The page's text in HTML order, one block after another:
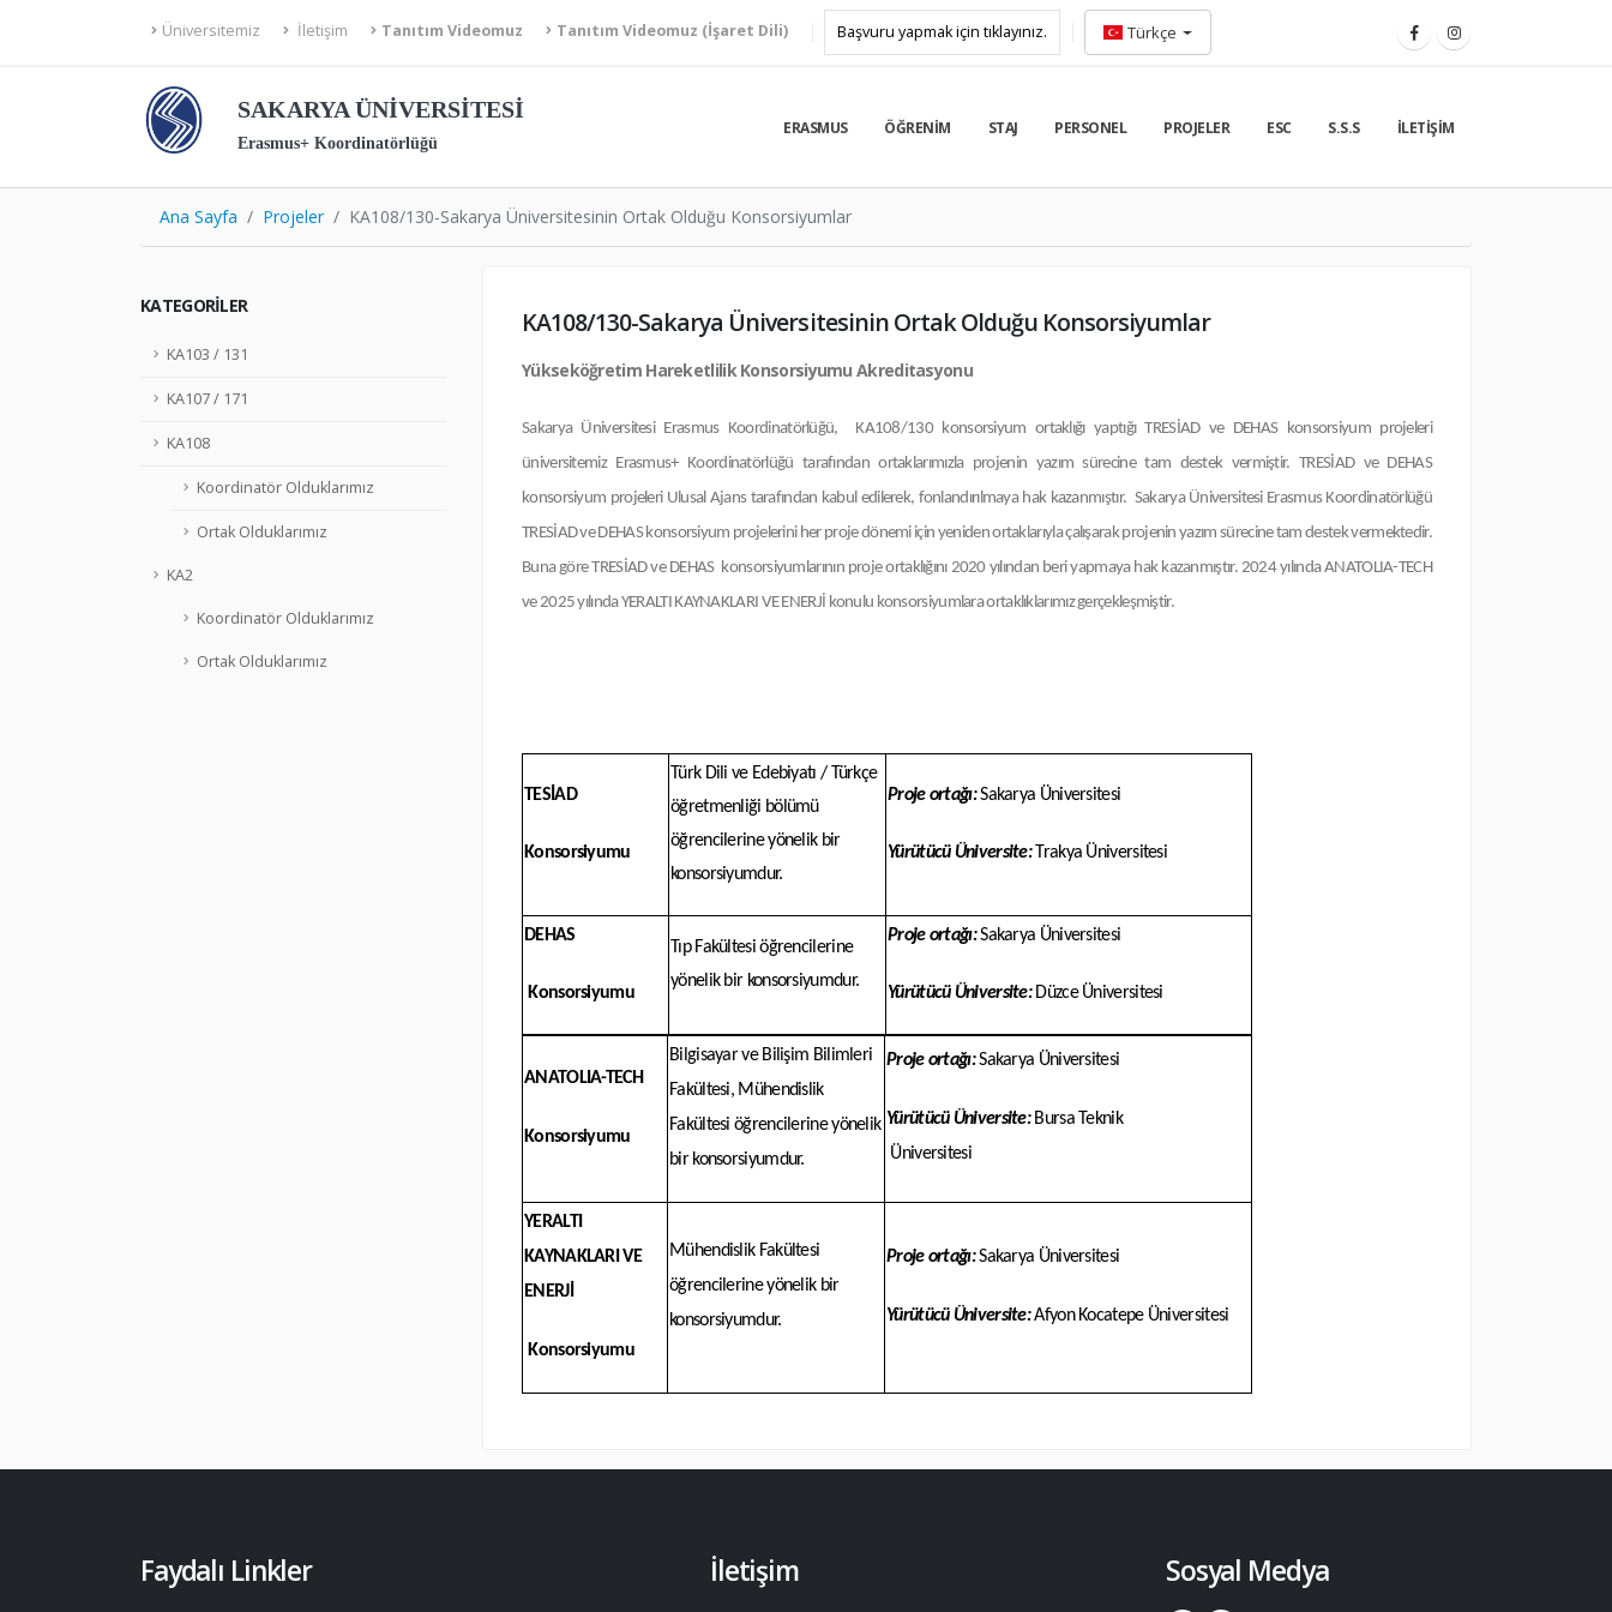
Üniversitemiz İletişim Tanıtım Videomuz Tanıtım Videomuz (İşaret Dili) Başvuru yapmak için tıklayınız. Türkçe
SAKARYA ÜNİVERSİTESİ
Erasmus+ Koordinatörlüğü
ERASMUS ÖĞRENIM STAJ PERSONEL PROJELER ESC S.S.S İLETIŞIM
Ana Sayfa Projeler KA108/130-Sakarya Üniversitesinin Ortak Olduğu Konsorsiyumlar
KATEGORILER
KA103 / 131
KA107 / 171
KA108
Koordinatör Olduklarımız
Ortak Olduklarımız
KA2
Koordinatör Olduklarımız
Ortak Olduklarımız
KA108/130-Sakarya Üniversitesinin Ortak Olduğu Konsorsiyumlar
Yükseköğretim Hareketlilik Konsorsiyumu Akreditasyonu
Sakarya Üniversitesi Erasmus Koordinatörlüğü, KA108/130 konsorsiyum ortaklığı yaptığı TRESİAD ve DEHAS konsorsiyum projeleri
üniversitemiz Erasmus+ Koordinatörlüğü tarafından ortaklarımızla projenin yazım sürecine tam destek vermiştir. TRESİAD ve DEHAS
konsorsiyum projeleri Ulusal Ajans tarafından kabul edilerek, fonlandırılmaya hak kazanmıştır. Sakarya Üniversitesi Erasmus Koordinatörlüğü
TRESİAD ve DEHAS konsorsiyum projelerini her proje dönemi için yeniden ortaklarıyla çalışarak projenin yazım sürecine tam destek vermektedir.
Buna göre TRESİAD ve DEHAS konsorsiyumlarının proje ortaklığını 2020 yılından beri yapmaya hak kazanmıştır. 2024 yılında ANATOLIA-TECH
ve 2025 yılında YERALTI KAYNAKLARI VE ENERJİ konulu konsorsiyumlara ortaklıklarımız gerçekleşmiştir.
TESİAD
Konsorsiyumu
Türk Dili ve Edebiyatı / Türkçe
öğretmenliği bölümü
öğrencilerine yönelik bir
konsorsiyumdur.
Proje ortağı:Sakarya Üniversitesi
Yürütücü Üniversite:Trakya Üniversitesi
DEHAS
Konsorsiyumu
Tıp Fakültesi öğrencilerine
yönelik bir konsorsiyumdur.
Proje ortağı:Sakarya Üniversitesi
Yürütücü Üniversite:Düzce Üniversitesi
ANATOLIA-TECH
Konsorsiyumu
Bilgisayar ve Bilişim Bilimleri
Fakültesi, Mühendislik
Fakültesi öğrencilerine yönelik
bir konsorsiyumdur.
Proje ortağı:Sakarya Üniversitesi
Yürütücü Üniversite:Bursa Teknik
Üniversitesi
YERALTI
KAYNAKLARI VE
ENERJİ
Konsorsiyumu
Mühendislik Fakültesi
öğrencilerine yönelik bir
konsorsiyumdur.
Proje ortağı:Sakarya Üniversitesi
Yürütücü Üniversite:Afyon Kocatepe Üniversitesi
Faydalı Linkler İletişim Sosyal Medya